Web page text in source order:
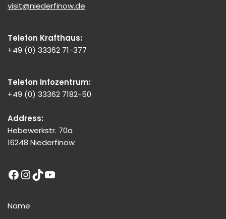
visit@niederfinow.de
Telefon Krafthaus:
+49 (0) 33362 71-377
Telefon Infozentrum:
+49 (0) 33362 7182-50
Address:
Hebewerkstr. 70a
16248 Niederfinow
Name